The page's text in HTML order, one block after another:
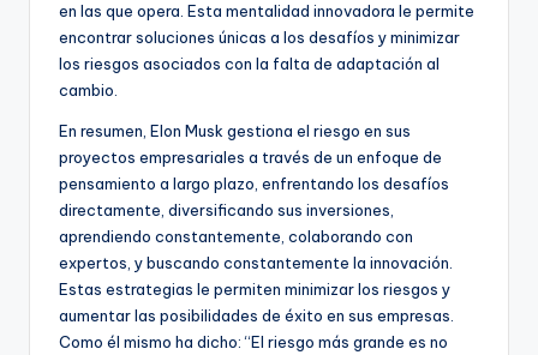
en las que opera. Esta mentalidad innovadora le permite
encontrar soluciones únicas a los desafíos y minimizar
los riesgos asociados con la falta de adaptación al
cambio.
En resumen, Elon Musk gestiona el riesgo en sus
proyectos empresariales a través de un enfoque de
pensamiento a largo plazo, enfrentando los desafíos
directamente, diversificando sus inversiones,
aprendiendo constantemente, colaborando con
expertos, y buscando constantemente la innovación.
Estas estrategias le permiten minimizar los riesgos y
aumentar las posibilidades de éxito en sus empresas.
Como él mismo ha dicho: “El riesgo más grande es no